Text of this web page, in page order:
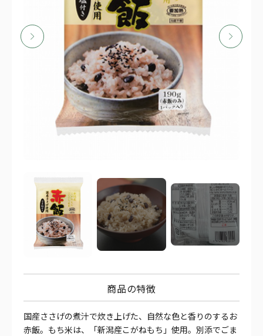
商品の特徴
国産ささげの煮汁で炊き上げた、自然な色と香りのするお
赤飯。もち米は、「新潟産こがねもち」使用。別添でごま